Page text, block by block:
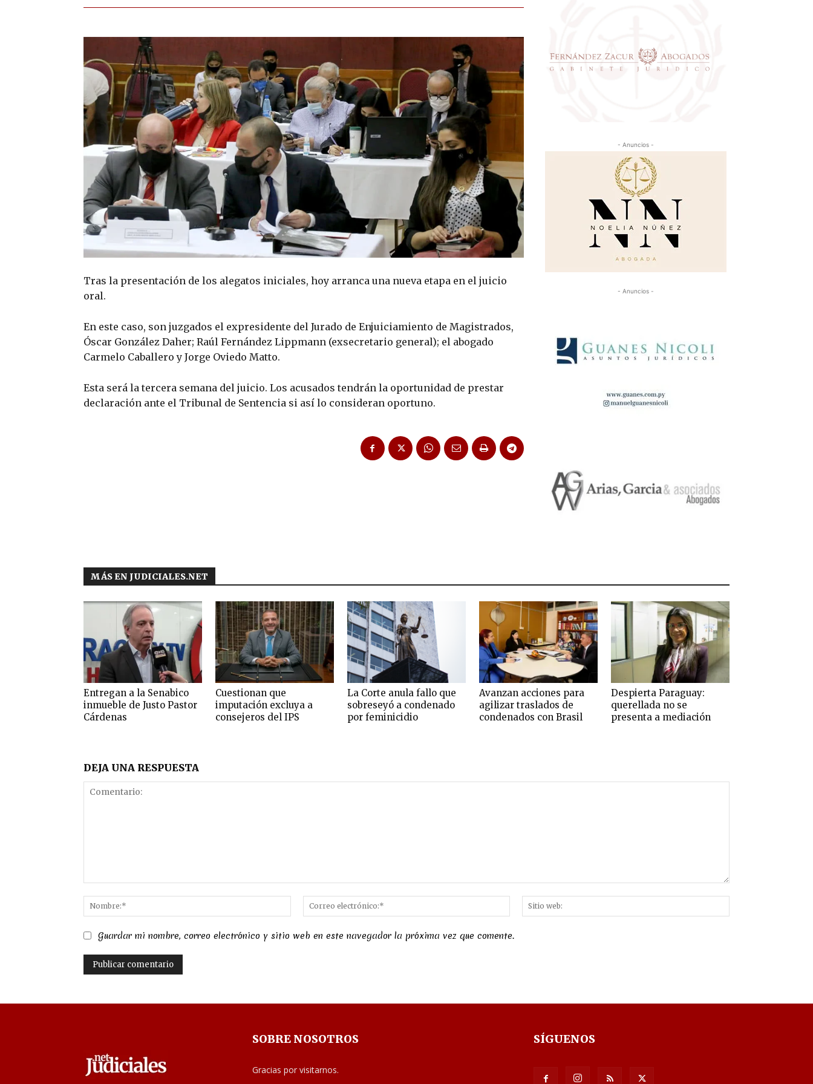
Tras la presentación de los alegatos iniciales, hoy arranca una nueva etapa en el juicio
oral.
En este caso, son juzgados el expresidente del Jurado de Enjuiciamiento de Magistrados,
Óscar González Daher; Raúl Fernández Lippmann (exsecretario general); el abogado
Carmelo Caballero y Jorge Oviedo Matto.
Esta será la tercera semana del juicio. Los acusados tendrán la oportunidad de prestar
declaración ante el Tribunal de Sentencia si así lo consideran oportuno.
- Anuncios -
- Anuncios -
MÁS EN JUDICIALES.NET
Entregan a la Senabico
inmueble de Justo Pastor
Cárdenas
Cuestionan que
imputación excluya a
consejeros del IPS
La Corte anula fallo que
sobreseyó a condenado
por feminicidio
Avanzan acciones para
agilizar traslados de
condenados con Brasil
Despierta Paraguay:
querellada no se
presenta a mediación
DEJA UNA RESPUESTA
Nombre:*
Correo
electrónico:*
web:
Guardar mi nombre, correo electrónico y sitio web en este navegador la próxima vez que comente.
SOBRE NOSOTROS
Gracias por visitarnos.
SÍGUENOS